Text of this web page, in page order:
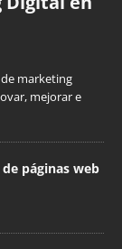
marketing
mejorar e
páginas web